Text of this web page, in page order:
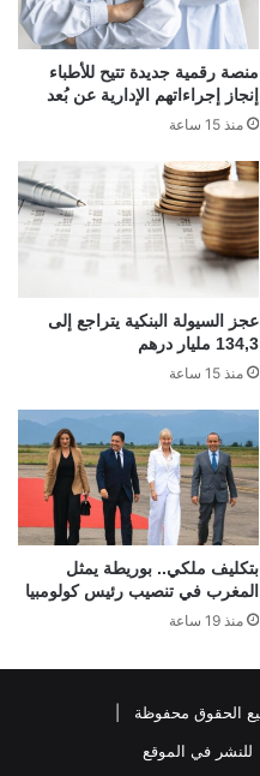
منصة رقمية جديدة تتيح للأطباء
إنجاز إجراءاتهم الإدارية عن بُعد
منذ 15 ساعة
عجز السيولة البنكية يتراجع إلى
134,3 مليار درهم
منذ 15 ساعة
بتكليف ملكي.. بوريطة يمثل
المغرب في تنصيب رئيس كولومبيا
منذ 19 ساعة
للنشر في الموقع